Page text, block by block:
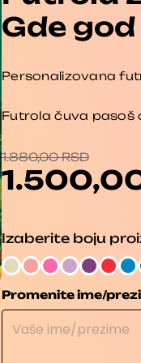
Gde
Personalizovana
Futrola čuva pasoš
1.880,00RSD
JE
CENA
JE:
1.500,00
Izaberite boju
Promenite ime/
Futrola
za
pasoš
sa
natpisom
Gde